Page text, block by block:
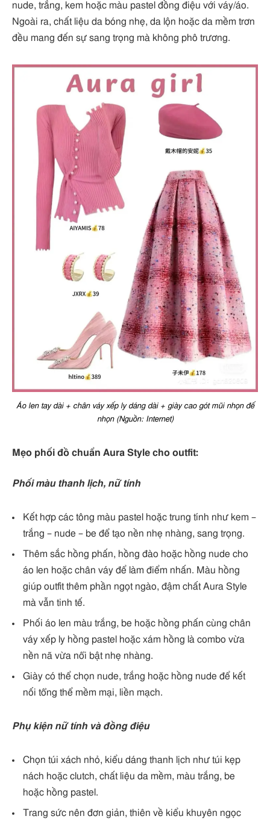
nude, trắng, kem hoặc màu pastel đồng điệu với váy/áo.
Ngoài ra, chất liệu da bóng nhẹ, da lộn hoặc da mềm trơn
đều mang đến sự sang trọng mà không phô trương.
Áo len tay dài + chân váy xếp ly dáng dài + giày cao gót mũi nhọn đế
nhọn (Nguồn: Internet)
Mẹo phối đồ chuẩn Aura Style cho outfit:
Phối màu thanh lịch, nữ tính
Kết hợp các tông màu pastel hoặc trung tính như kem –
trắng – nude – be để tạo nền nhẹ nhàng, sang trọng.
Thêm sắc hồng phấn, hồng đào hoặc hồng nude cho
áo len hoặc chân váy để làm điểm nhấn. Màu hồng
giúp outfit thêm phần ngọt ngào, đậm chất Aura Style
mà vẫn tinh tế.
Phối áo len màu trắng, be hoặc hồng phấn cùng chân
váy xếp ly hồng pastel hoặc xám hồng là combo vừa
nền nã vừa nổi bật nhẹ nhàng.
Giày có thể chọn nude, trắng hoặc hồng nude để kết
nối tổng thể mềm mại, liền mạch.
Phụ kiện nữ tính và đồng điệu
Chọn túi xách nhỏ, kiểu dáng thanh lịch như túi kẹp
nách hoặc clutch, chất liệu da mềm, màu trắng, be
hoặc hồng pastel.
Trang sức nên đơn giản, thiên về kiểu khuyên ngọc